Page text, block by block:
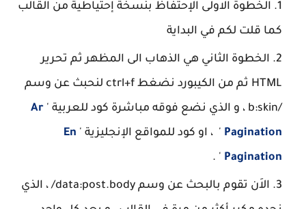
الخطوة الاولى الإحتفاظ بنسخة إحتياطية من القالب
كما قلت لكم في البداية
الخطوة الثاني هي الذهاب الى المظهر ثم تحرير
HTML ثم من الكيبورد نضغط ctrl+f لنحبث عن وسم
/b:skin ، و الذي نضع فوقه مباشرة كود للعربية '
Ar
Pagination ' ، او كود للمواقع الإنجليزية ' En
Pagination
' .
الاَن تقوم بالبحث عن وسم data:post.body/ ، الذي